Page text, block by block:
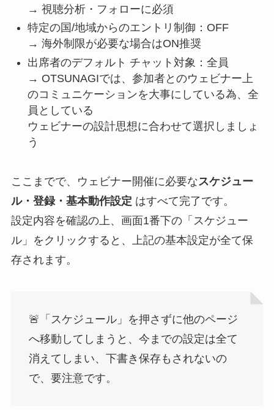
→ 視聴分析・フォローに必須
特定の国/地域からのエントリ制御：OFF
→ 海外制限が必要な場合はON推奨
出席者のデフォルト チャット対象：全員
→ OTSUNAGIでは、参加者とのウェビナー上
のコミュニケーションを大事にしている為、全
員としている
ウェビナーの設計思想に合わせて選択しましょ
う
ここまでで、ウェビナー開催に必要なスケジュー
ル・登録・基本動作設定 はすべて完了です。
設定内容を確認の上、画面1番下の「スケジュー
ル」をクリックすると、上記の基本設定が全て保
存されます。
🚨「スケジュール」を押さずに他のページ
へ移動してしまうと、今までの設定は全て
消えてしまい、下書き保存もされないの
で、要注意です。